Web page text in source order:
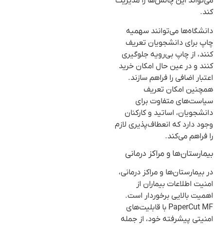
کند.
دانشگاه‌ها می‌توانند سهمیه
چاپ برای دانشجویان تعریف
کنند، از چاپ بی‌رویه جلوگیری
کنند و در عین حال امکان خرید
اعتبار اضافی را فراهم سازند.
همچنین امکان تعریف
سیاست‌های متفاوت برای
دانشجویان، اساتید و کارکنان
وجود دارد که انعطاف‌پذیری لازم
را فراهم می‌کند.
بیمارستان‌ها و مراکز درمانی
در بیمارستان‌ها و مراکز درمانی،
امنیت اطلاعات بیماران از
اهمیت بالایی برخوردار است.
PaperCut MF با قابلیت‌های
امنیتی پیشرفته خود، از جمله